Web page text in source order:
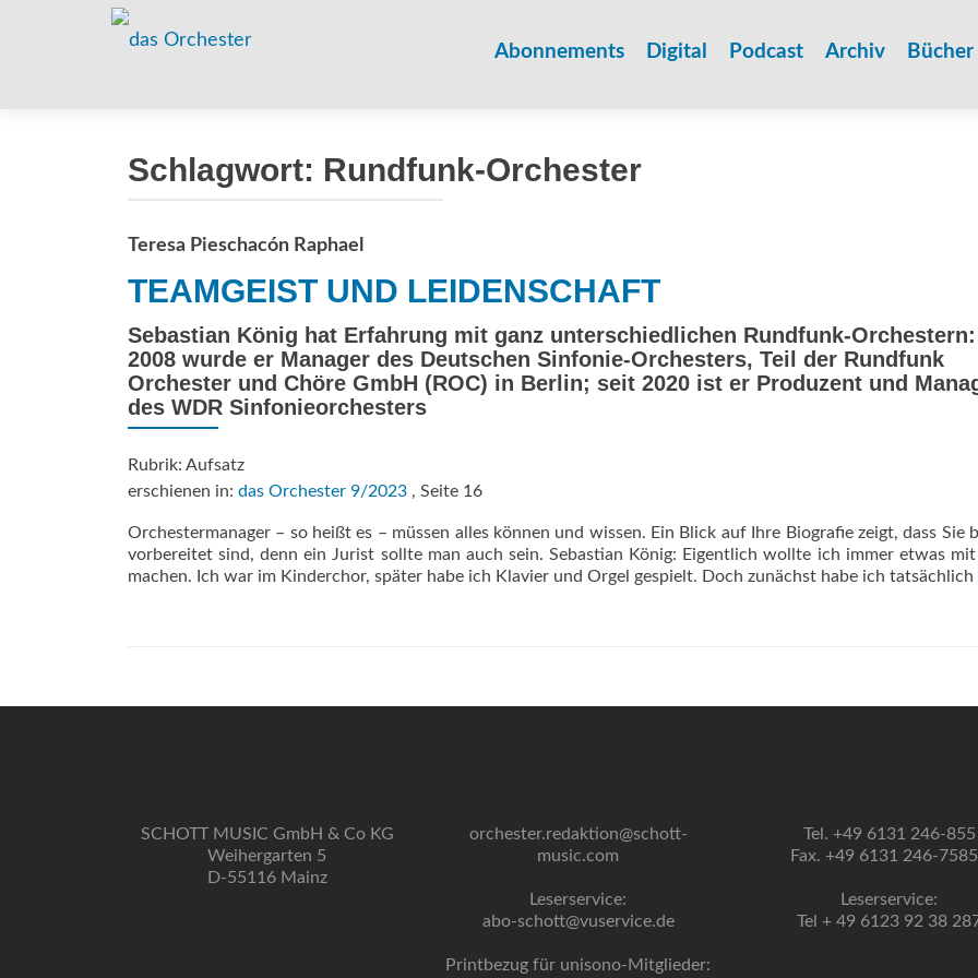
Abonnements Digital Podcast Archiv Bücher
Schlagwort: Rundfunk-Orchester
Teresa Pieschacón Raphael
TEAMGEIST UND LEIDENSCHAFT
Sebastian König hat Erfahrung mit ganz unterschiedlichen Rundfunk-Orchestern:
2008 wurde er Manager des Deutschen Sinfonie-Orchesters, Teil der Rundfunk
Orchester und Chöre GmbH (ROC) in Berlin; seit 2020 ist er Produzent und
des WDR Sinfonieorchesters
Rubrik: Aufsatz
erschienen in: das Orchester 9/2023 , Seite 16
Orchestermanager – so heißt es – müssen alles können und wissen. Ein Blick auf Ihre Biografie zeigt, dass Sie
vorbereitet sind, denn ein Jurist sollte man auch sein. Sebastian König: Eigentlich wollte ich immer etwas
machen. Ich war im Kinderchor, später habe ich Klavier und Orgel gespielt. Doch zunächst habe ich tatsächlich
SCHOTT MUSIC GmbH & Co KG
Weihergarten 5
D-55116 Mainz
orchester.redaktion@schott-
music.com
Leserservice:
abo-schott@vuservice.de
Printbezug für unisono-Mitglieder:
Tel. +49 6131 246-855
Fax. +49 6131 246-
Leserservice:
Tel + 49 6123 92 38